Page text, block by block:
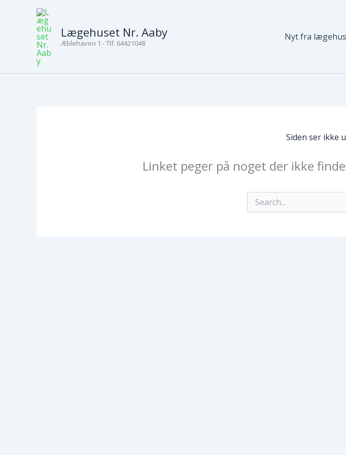
Lægehuset Nr. Aaby
Æblehaven 1 - Tlf. 64421048
Nyt fra
Siden ser ikke
Linket peger på noget der ikke
efter: